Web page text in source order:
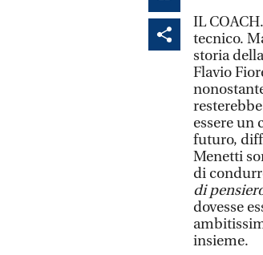
IL
tecnico.
storia
Flavio
essere un
futuro,
Menetti
di
di
dovesse
insieme.